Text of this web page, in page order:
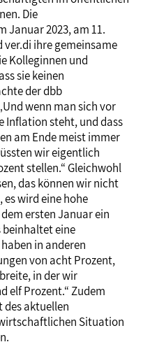
Die
Januar 2023, am 11.
ver.di ihre gemeinsame
Kolleginnen und
sie keinen
der dbb
wenn man sich vor
Inflation steht, und dass
am Ende meist immer
wir eigentlich
stellen.“ Gleichwohl
das können wir nicht
wird eine hohe
ersten Januar ein
beinhaltet eine
in anderen
von acht Prozent,
in der wir
elf Prozent.“ Zudem
des aktuellen
Situation